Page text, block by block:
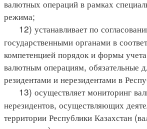
валютных операций в рамках
режима;
12) устанавливает по
государственными органами в
компетенцией порядок и формы
валютным операциям, обязательные
резидентами и нерезидентами в
13) осуществляет мониторинг
нерезидентов, осуществляющих
территории Республики Казахстан